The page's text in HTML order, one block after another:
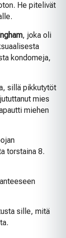
He pitelivät
, joka oli
kondomeja,
sillä pikkutytöt
mies
miehen
torstaina 8.
sille, mitä